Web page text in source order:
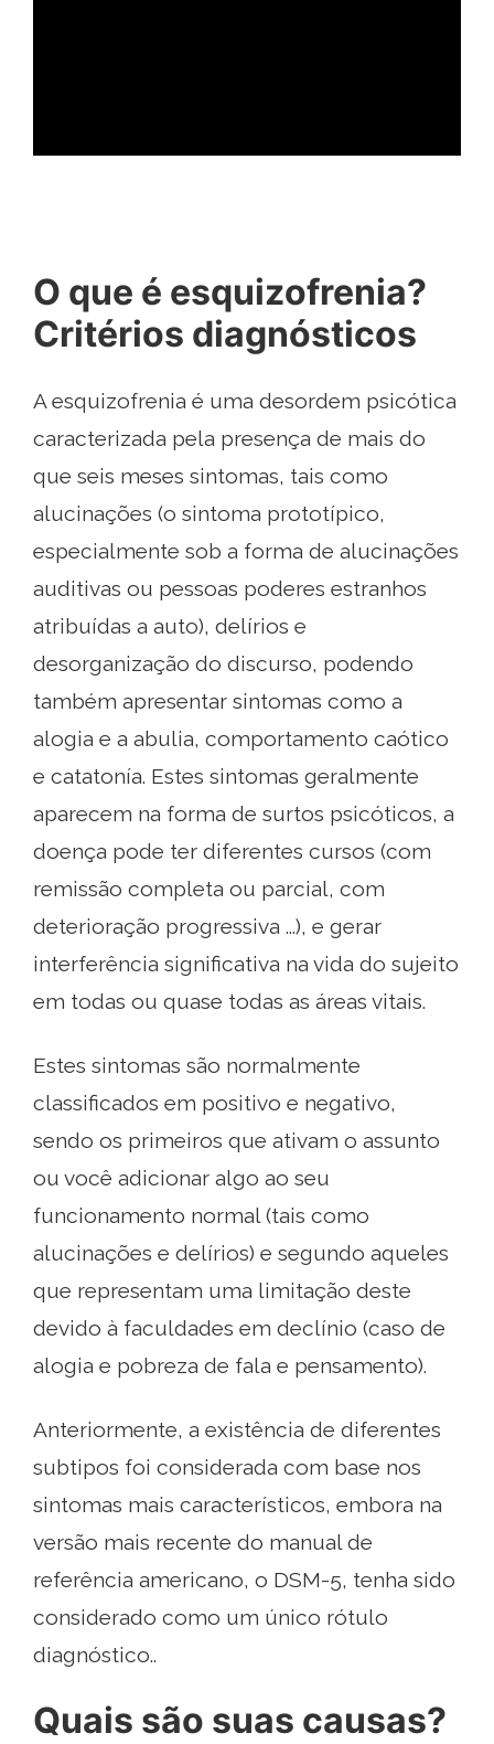
O que é esquizofrenia?
Critérios diagnósticos
A esquizofrenia é uma desordem psicótica
caracterizada pela presença de mais do
que seis meses sintomas, tais como
alucinações (o sintoma prototípico,
especialmente sob a forma de alucinações
auditivas ou pessoas poderes estranhos
atribuídas a auto), delírios e
desorganização do discurso, podendo
também apresentar sintomas como a
alogia e a abulia, comportamento caótico
e catatonía. Estes sintomas geralmente
aparecem na forma de surtos psicóticos, a
doença pode ter diferentes cursos (com
remissão completa ou parcial, com
deterioração progressiva ...), e gerar
interferência significativa na vida do sujeito
em todas ou quase todas as áreas vitais.
Estes sintomas são normalmente
classificados em positivo e negativo,
sendo os primeiros que ativam o assunto
ou você adicionar algo ao seu
funcionamento normal (tais como
alucinações e delírios) e segundo aqueles
que representam uma limitação deste
devido à faculdades em declínio (caso de
alogia e pobreza de fala e pensamento).
Anteriormente, a existência de diferentes
subtipos foi considerada com base nos
sintomas mais característicos, embora na
versão mais recente do manual de
referência americano, o DSM-5, tenha sido
considerado como um único rótulo
diagnóstico..
Quais são suas causas?